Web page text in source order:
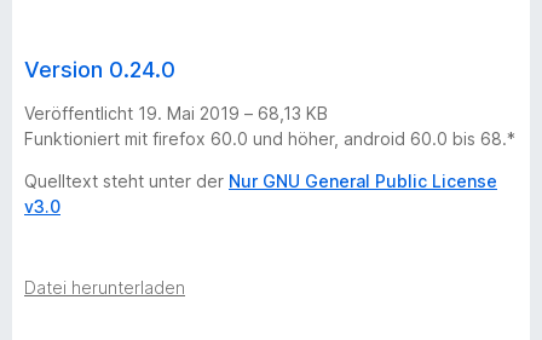
Version 0.24.0
Veröffentlicht 19. Mai 2019 – 68,13 KB
Funktioniert mit firefox 60.0 und höher, android 60.0 bis 68.*
Quelltext steht unter der Nur GNU General Public License
v3.0
Datei herunterladen